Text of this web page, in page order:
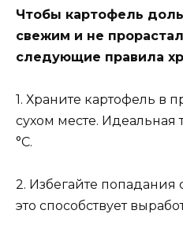
Чтобы картофель
свежим и не
следующие правила
1. Храните картофель в
сухом месте. Идеальная
°C.
2. Избегайте попадания
это способствует